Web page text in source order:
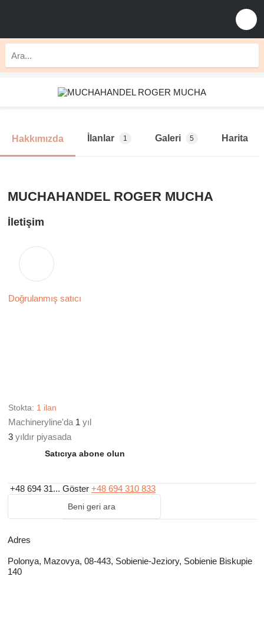
Hakkımızda İlanlar 1 Galeri 5 Harita
MUCHAHANDEL ROGER MUCHA
İletişim
Doğrulanmış satıcı
Stokta: 1 ilan
Machineryline'da 1 yıl
3 yıldır piyasada
Satıcıya abone olun
+48 694 31... Göster +48 694 310 833
Beni geri ara
Adres
Polonya, Mazovya, 08-443, Sobienie-Jeziory, Sobienie Biskupie
140